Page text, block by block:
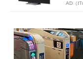
AD（